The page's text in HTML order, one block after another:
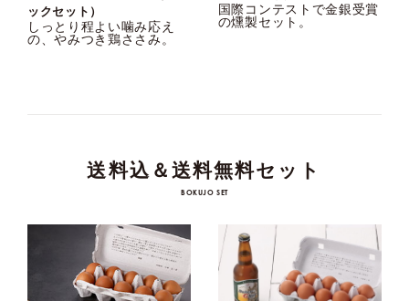
ックセット）
しっとり程よい噛み応え
の、やみつき鶏ささみ。
国際コンテストで金銀受賞
の燻製セット。
送料込＆送料無料セット
BOKUJO SET